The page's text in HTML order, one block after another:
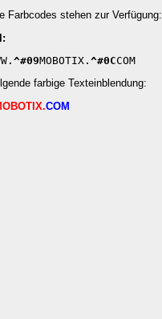
Farbcodes stehen zur Verfügung:
^#09MOBOTIX. ^#0CCOM
farbige Texteinblendung:
COM